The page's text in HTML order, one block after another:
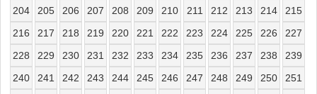
204
205 206 207 208 209 210 211 212 213 214
215
216
217 218 219 220 221 222 223 224 225 226
227
228
229 230 231 232 233 234 235 236 237 238
239
240
241 242 243 244 245 246 247 248 249 250
251